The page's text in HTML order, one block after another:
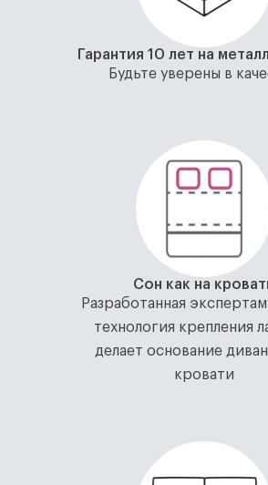
Гарантия 10 лет на
Будьте уверены в
Сон как на
Разработанная
технология крепления
делает основание
кровати